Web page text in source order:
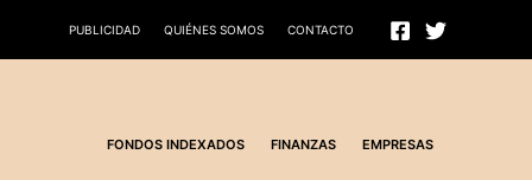
PUBLICIDAD QUIÉNES SOMOS CONTACTO
FONDOS INDEXADOS FINANZAS EMPRESAS